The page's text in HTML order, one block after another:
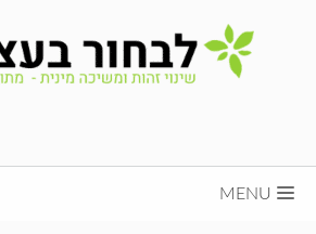
MENU